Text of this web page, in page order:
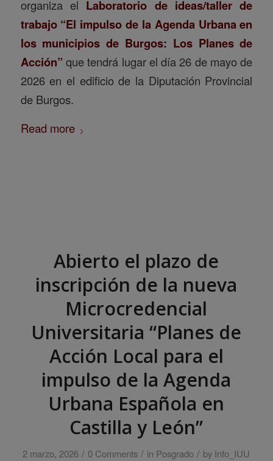
organiza el Laboratorio de ideas/taller de
trabajo “El impulso de la Agenda Urbana en
los municipios de Burgos: Los Planes de
Acción” que tendrá lugar el día 26 de mayo de
2026 en el edificio de la Diputación Provincial
de Burgos.
Read more
Abierto el plazo de
inscripción de la nueva
Microcredencial
Universitaria “Planes de
Acción Local para el
impulso de la Agenda
Urbana Española en
Castilla y León”
2 marzo, 2026 / 0 Comments / in Posgrado / by Info_IUU